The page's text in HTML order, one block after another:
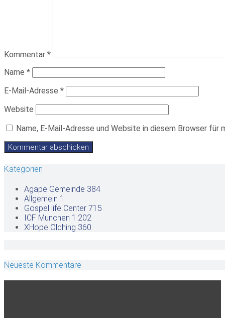
Kommentar *
Name *
E-Mail-Adresse *
Website
Name, E-Mail-Adresse und Website in diesem Browser für
Kategorien
Agape Gemeinde 384
Allgemein 1
Gospel life Center 715
ICF München 1.202
XHope Olching 360
Neueste Kommentare